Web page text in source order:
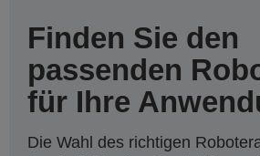
Finden Sie den
passenden
für Ihre
Die Wahl des richtigen